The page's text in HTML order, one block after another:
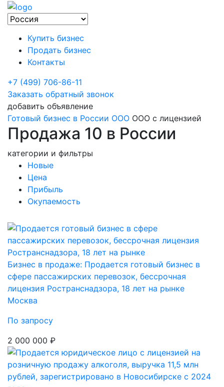
Купить бизнес
Продать бизнес
Контакты
+7 (499) 706-86-11
Заказать обратный звонок
добавить объявление
Готовый бизнес в России OOO ООО с лицензией
Продажа 10 в России
категории и фильтры
Новые
Цена
Прибыль
Окупаемость
Бизнес в продаже: Продается готовый бизнес в
сфере пассажирских перевозок, бессрочная
лицензия Ространснадзора, 18 лет на рынке
Москва
По запросу
2 000 000 ₽